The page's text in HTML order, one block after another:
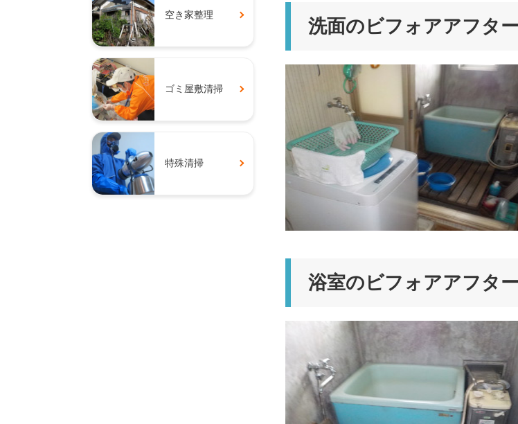
洗面のビフォアアフター
浴室のビフォアアフター
空き家整理
ゴミ屋敷清掃
特殊清掃